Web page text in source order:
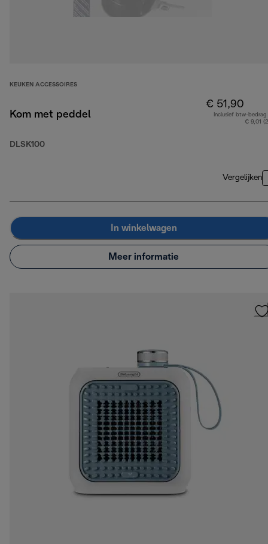
KEUKEN ACCESSOIRES
Kom met peddel
DLSK100
€ 51,90
Inclusief btw-bedrag
€ 9,01
Vergelijken
In winkelwagen
Meer informatie